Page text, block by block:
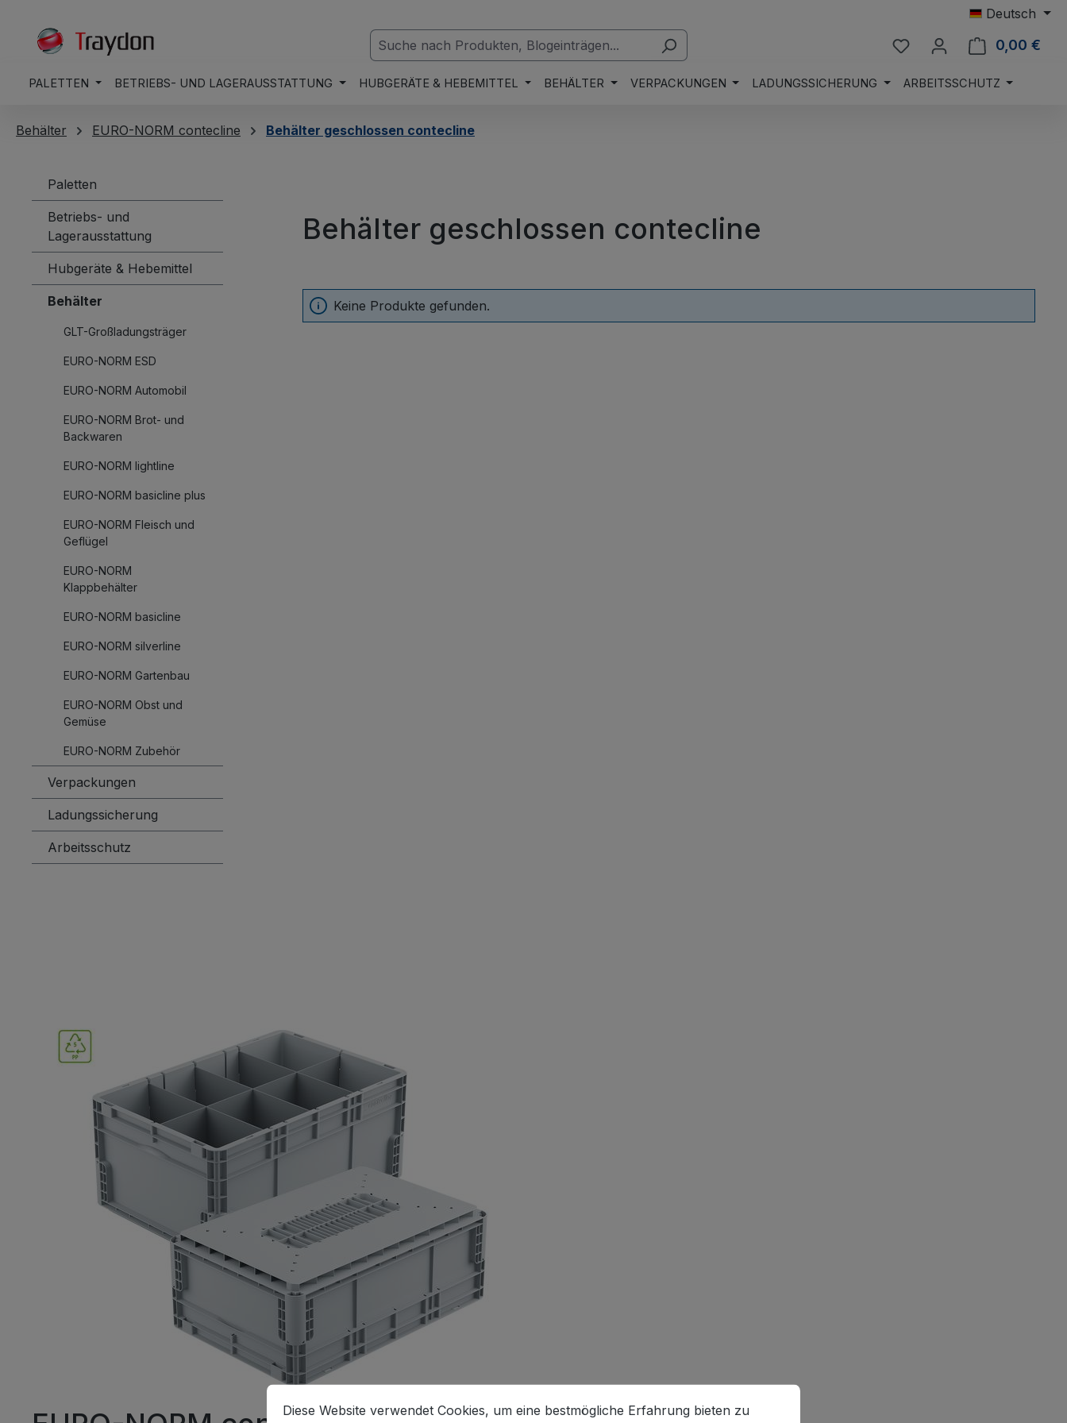
Deutsch
Du hast 0 Produkte auf
0,00 €
PALETTEN BETRIEBS- UND LAGERAUSSTATTUNG HUBGERÄTE & HEBEMITTEL BEHÄLTER VERPACKUNGEN LADUNGSSICHERUNG ARBEITSSCHUTZ
Behälter EURO-NORM contecline Behälter geschlossen contecline
Paletten
Betriebs- und
Lagerausstattung
Hubgeräte & Hebemittel
Behälter
GLT-Großladungsträger
EURO-NORM ESD
EURO-NORM Automobil
EURO-NORM Brot- und
Backwaren
EURO-NORM lightline
EURO-NORM basicline plus
EURO-NORM Fleisch und
Geflügel
EURO-NORM
Klappbehälter
EURO-NORM basicline
EURO-NORM silverline
EURO-NORM Gartenbau
EURO-NORM Obst und
Gemüse
EURO-NORM Zubehör
Verpackungen
Ladungssicherung
Arbeitsschutz
Behälter geschlossen contecline
Keine Produkte gefunden.
Cookie-Voreinstellungen
Diese Website verwendet Cookies, um eine bestmögliche Erfahrung bieten zu können.
Mehr Informationen ...
Diese Website verwendet Cookies, um eine bestmögliche Erfahrung bieten zu